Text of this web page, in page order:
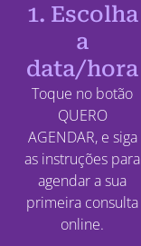
1. Escolha
a
data/hora
Toque no botão
QUERO
AGENDAR, e siga
as instruções para
agendar a sua
primeira consulta
online.